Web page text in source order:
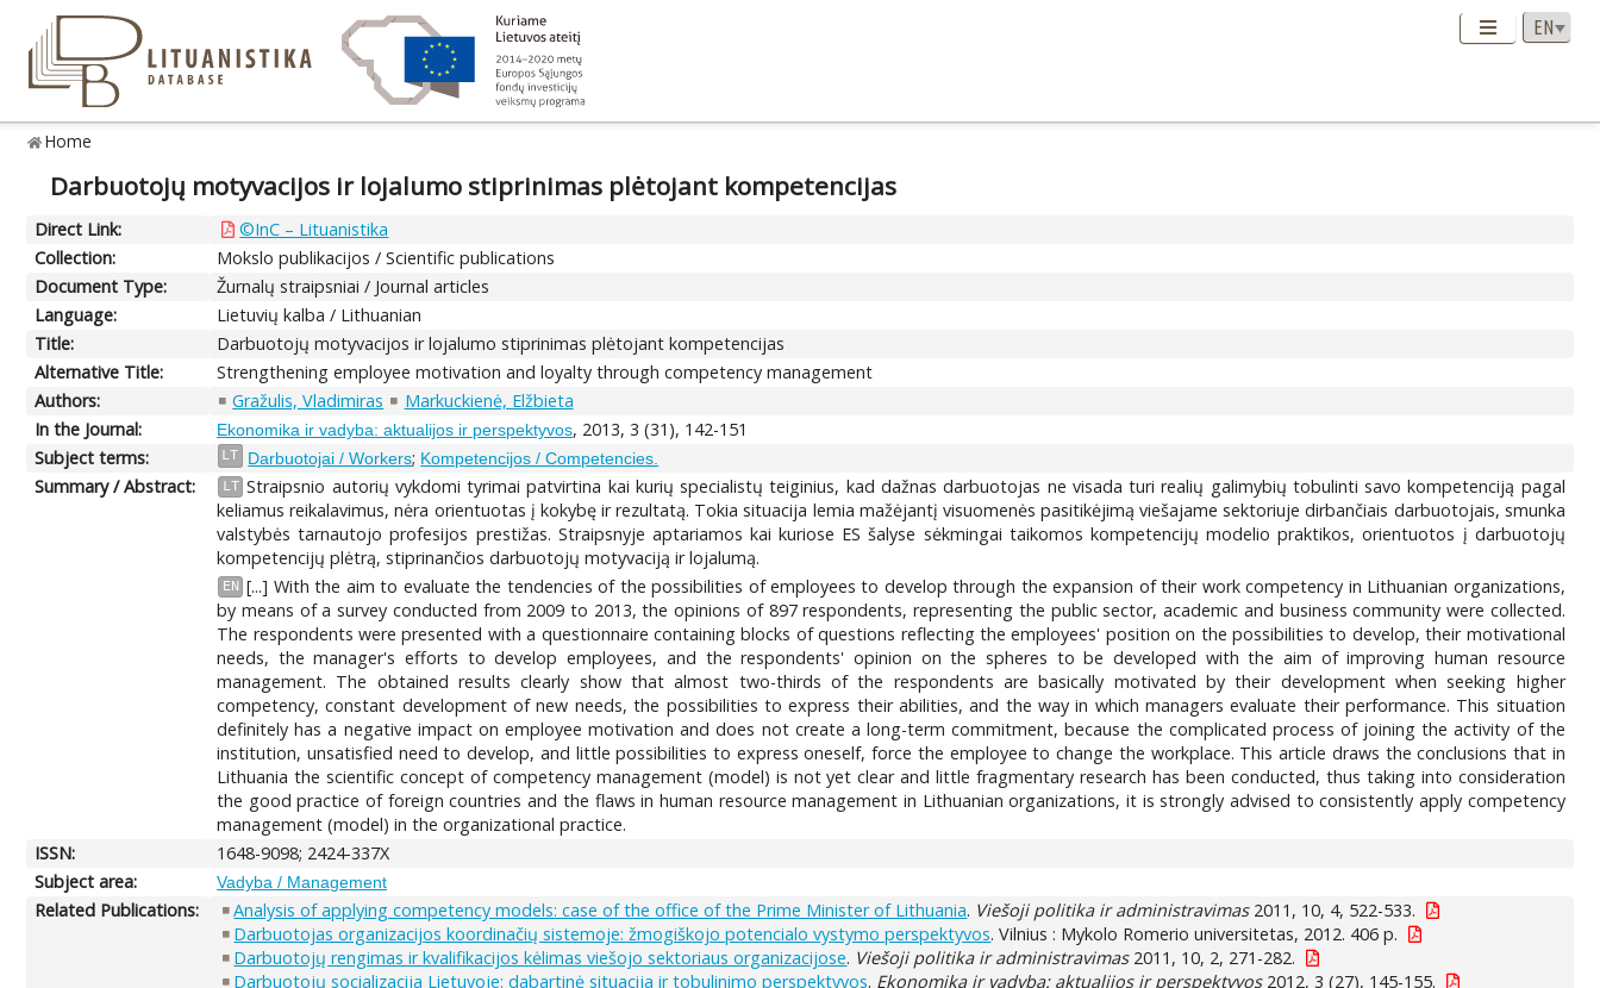
Home
Darbuotojų motyvacijos ir lojalumo stiprinimas plėtojant kompetencijas
Direct Link:
©InC – Lituanistika
Collection:
Mokslo publikacijos / Scientific publications
Document Type:
Žurnalų straipsniai / Journal articles
Language:
Lietuvių kalba / Lithuanian
Title:
Darbuotojų motyvacijos ir lojalumo stiprinimas plėtojant kompetencijas
Alternative Title:
Strengthening employee motivation and loyalty through competency management
Authors:
Gražulis, Vladimiras
Markuckienė, Elžbieta
In the Journal:
Ekonomika ir vadyba: aktualijos ir perspektyvos, 2013, 3 (31), 142-151
Subject terms:
LT Darbuotojai / Workers; Kompetencijos / Competencies.
Summary / Abstract: LT Straipsnio autorių vykdomi tyrimai patvirtina kai kurių specialistų teiginius, kad dažnas darbuotojas ne visada turi realių galimybių tobulinti savo kompetenciją pagal
keliamus reikalavimus, nėra orientuotas į kokybę ir rezultatą. Tokia situacija lemia mažėjantį visuomenės pasitikėjimą viešajame sektoriuje dirbančiais darbuotojais, smunka
valstybės tarnautojo profesijos prestižas. Straipsnyje aptariamos kai kuriose ES šalyse sėkmingai taikomos kompetencijų modelio praktikos, orientuotos į darbuotojų
kompetencijų plėtrą, stiprinančios darbuotojų motyvaciją ir lojalumą.
EN [...] With the aim to evaluate the tendencies of the possibilities of employees to develop through the expansion of their work competency in Lithuanian organizations,
by means of a survey conducted from 2009 to 2013, the opinions of 897 respondents, representing the public sector, academic and business community were collected.
The respondents were presented with a questionnaire containing blocks of questions reflecting the employees' position on the possibilities to develop, their motivational
needs, the manager's efforts to develop employees, and the respondents' opinion on the spheres to be developed with the aim of improving human resource
management. The obtained results clearly show that almost two-thirds of the respondents are basically motivated by their development when seeking higher
competency, constant development of new needs, the possibilities to express their abilities, and the way in which managers evaluate their performance. This situation
definitely has a negative impact on employee motivation and does not create a long-term commitment, because the complicated process of joining the activity of the
institution, unsatisfied need to develop, and little possibilities to express oneself, force the employee to change the workplace. This article draws the conclusions that in
Lithuania the scientific concept of competency management (model) is not yet clear and little fragmentary research has been conducted, thus taking into consideration
the good practice of foreign countries and the flaws in human resource management in Lithuanian organizations, it is strongly advised to consistently apply competency
management (model) in the organizational practice.
ISSN:
1648-9098; 2424-337X
Subject area:
Vadyba / Management
Related Publications: Analysis of applying competency models: case of the office of the Prime Minister of Lithuania. Viešoji politika ir administravimas2011, 10, 4, 522-533.
Darbuotojas organizacijos koordinačių sistemoje: žmogiškojo potencialo vystymo perspektyvos. Vilnius : Mykolo Romerio universitetas, 2012. 406 p.
Darbuotojų rengimas ir kvalifikacijos kėlimas viešojo sektoriaus organizacijose. Viešoji politika ir administravimas2011, 10, 2, 271-282.
Darbuotojų socializacija Lietuvoje: dabartinė situacija ir tobulinimo perspektyvos. Ekonomika ir vadyba: aktualijos ir perspektyvos2012, 3 (27), 145-155.